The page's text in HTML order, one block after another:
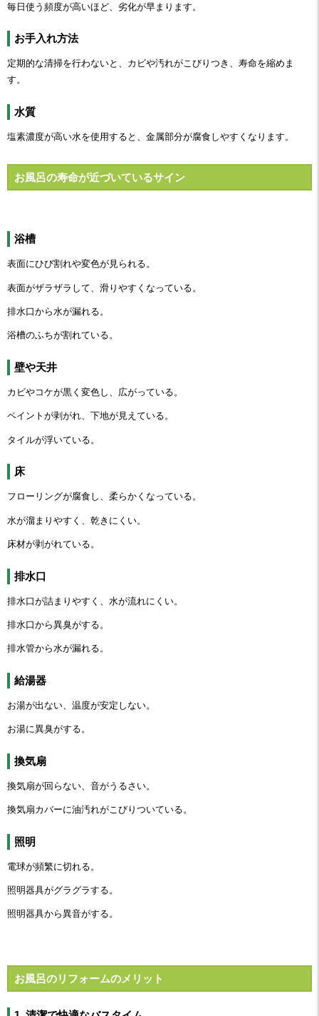
毎日使う頻度が高いほど、劣化が早まります。
お手入れ方法
定期的な清掃を行わないと、カビや汚れがこびりつき、寿命を縮めま
す。
水質
塩素濃度が高い水を使用すると、金属部分が腐食しやすくなります。
お風呂の寿命が近づいているサイン
浴槽
表面にひび割れや変色が見られる。
表面がザラザラして、滑りやすくなっている。
排水口から水が漏れる。
浴槽のふちが割れている。
壁や天井
カビやコケが黒く変色し、広がっている。
ペイントが剥がれ、下地が見えている。
タイルが浮いている。
床
フローリングが腐食し、柔らかくなっている。
水が溜まりやすく、乾きにくい。
床材が剥がれている。
排水口
排水口が詰まりやすく、水が流れにくい。
排水口から異臭がする。
排水管から水が漏れる。
給湯器
お湯が出ない、温度が安定しない。
お湯に異臭がする。
換気扇
換気扇が回らない、音がうるさい。
換気扇カバーに油汚れがこびりついている。
照明
電球が頻繁に切れる。
照明器具がグラグラする。
照明器具から異音がする。
お風呂のリフォームのメリット